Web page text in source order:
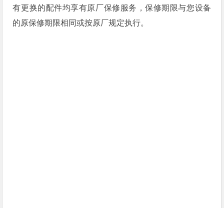
有更换的配件均享有原厂保修服务，保修期限与您设备
的原保修期限相同或按原厂规定执行。